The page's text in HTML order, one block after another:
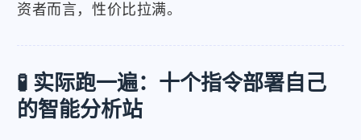
资者而言，性价比拉满。
🧪 实际跑一遍：十个指令部署自己
的智能分析站